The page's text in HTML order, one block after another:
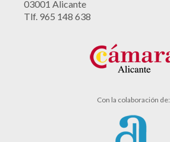
03001 Alicante
Tlf. 965 148 638
Con la colaboración de: